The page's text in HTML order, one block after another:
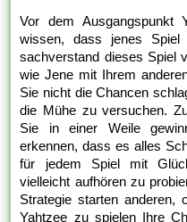
Vor dem Ausgangspunkt
wissen, dass jenes
sachverstand dieses Spiel
wie Jene mit Ihrem
Sie nicht die Chancen
die Mühe zu versuchen.
Sie in einer Weile
erkennen, dass es alles
für jedem Spiel mit
vielleicht aufhören zu
Strategie starten anderen,
Yahtzee zu spielen Ihre